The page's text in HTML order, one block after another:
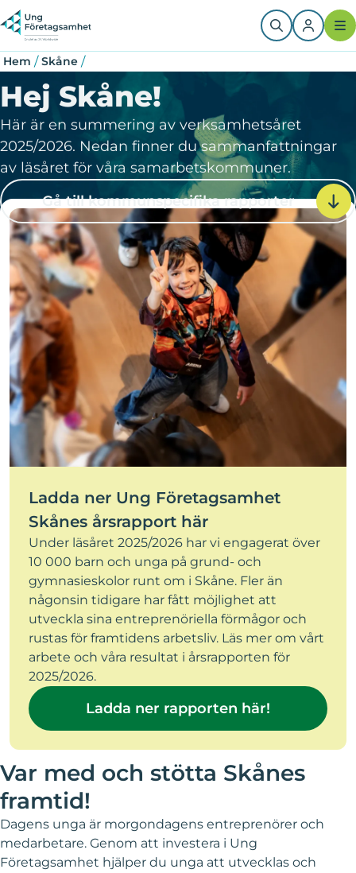
Hoppa
till
huvudinnehåll
Länkstig
Hem / Skåne /
Hej Skåne!
Här är en summering av verksamhetsåret
2025/2026. Nedan finner du sammanfattningar
av läsåret för våra samarbetskommuner.
Gå till kommunspecifika rapporter
Ladda ner Ung Företagsamhet
Skånes årsrapport här
Under läsåret 2025/2026 har vi engagerat över
10 000 barn och unga på grund- och
gymnasieskolor runt om i Skåne. Fler än
någonsin tidigare har fått möjlighet att
utveckla sina entreprenöriella förmågor och
rustas för framtidens arbetsliv. Läs mer om vårt
arbete och våra resultat i årsrapporten för
2025/2026.
Ladda ner rapporten här!
Var med och stötta Skånes
framtid!
Dagens unga är morgondagens entreprenörer och
medarbetare. Genom att investera i Ung
Företagsamhet hjälper du unga att utvecklas och